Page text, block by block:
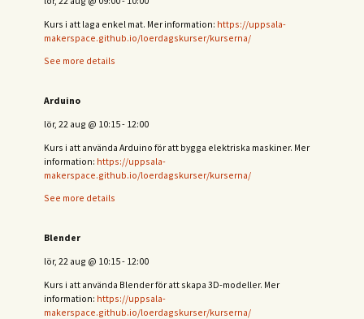
Kurs i att laga enkel mat. Mer information: https://uppsala-
makerspace.github.io/loerdagskurser/kurserna/
See more details
Arduino
lör, 22 aug @ 10:15- 12:00
Kurs i att använda Arduino för att bygga elektriska maskiner. Mer
information: https://uppsala-
makerspace.github.io/loerdagskurser/kurserna/
See more details
Blender
lör, 22 aug @ 10:15- 12:00
Kurs i att använda Blender för att skapa 3D-modeller. Mer
information: https://uppsala-
makerspace.github.io/loerdagskurser/kurserna/